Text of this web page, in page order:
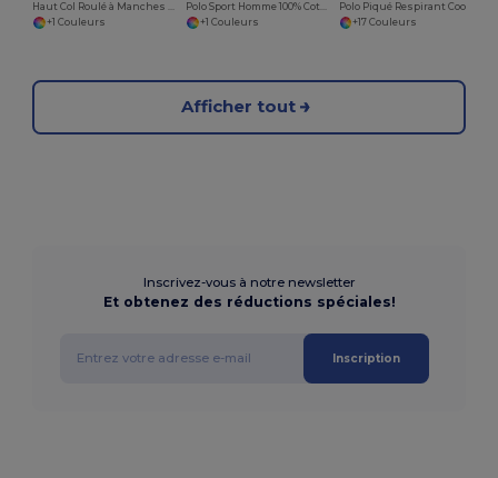
+1 Couleurs
+1 Couleurs
+17 Couleurs
Afficher tout
Inscrivez-vous à notre newsletter
Et obtenez des réductions spéciales!
Inscription